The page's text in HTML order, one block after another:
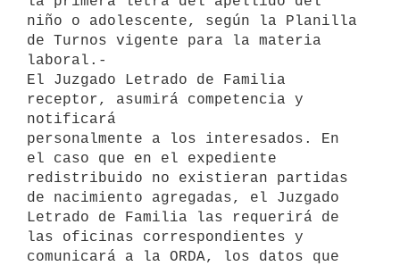
niño o adolescente, según la Planilla
de Turnos vigente para la materia
laboral.-
El Juzgado Letrado de Familia
receptor, asumirá competencia y
notificará
personalmente a los interesados. En
el caso que en el expediente
redistribuido no existieran partidas
de nacimiento agregadas, el Juzgado
Letrado de Familia las requerirá de
las oficinas correspondientes y
comunicará a la ORDA, los datos que